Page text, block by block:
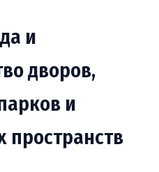
и
дворов,
и
пространств